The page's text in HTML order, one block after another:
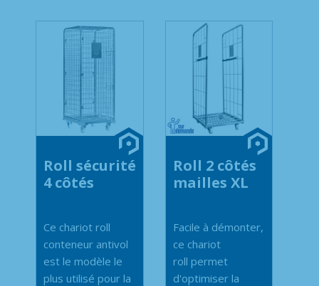
Roll sécurité
4 côtés
Ce chariot roll
conteneur antivol
est le modèle le
plus utilisé pour la
Roll 2 côtés
mailles XL
Facile à démonter,
ce chariot
roll permet
d'optimiser la